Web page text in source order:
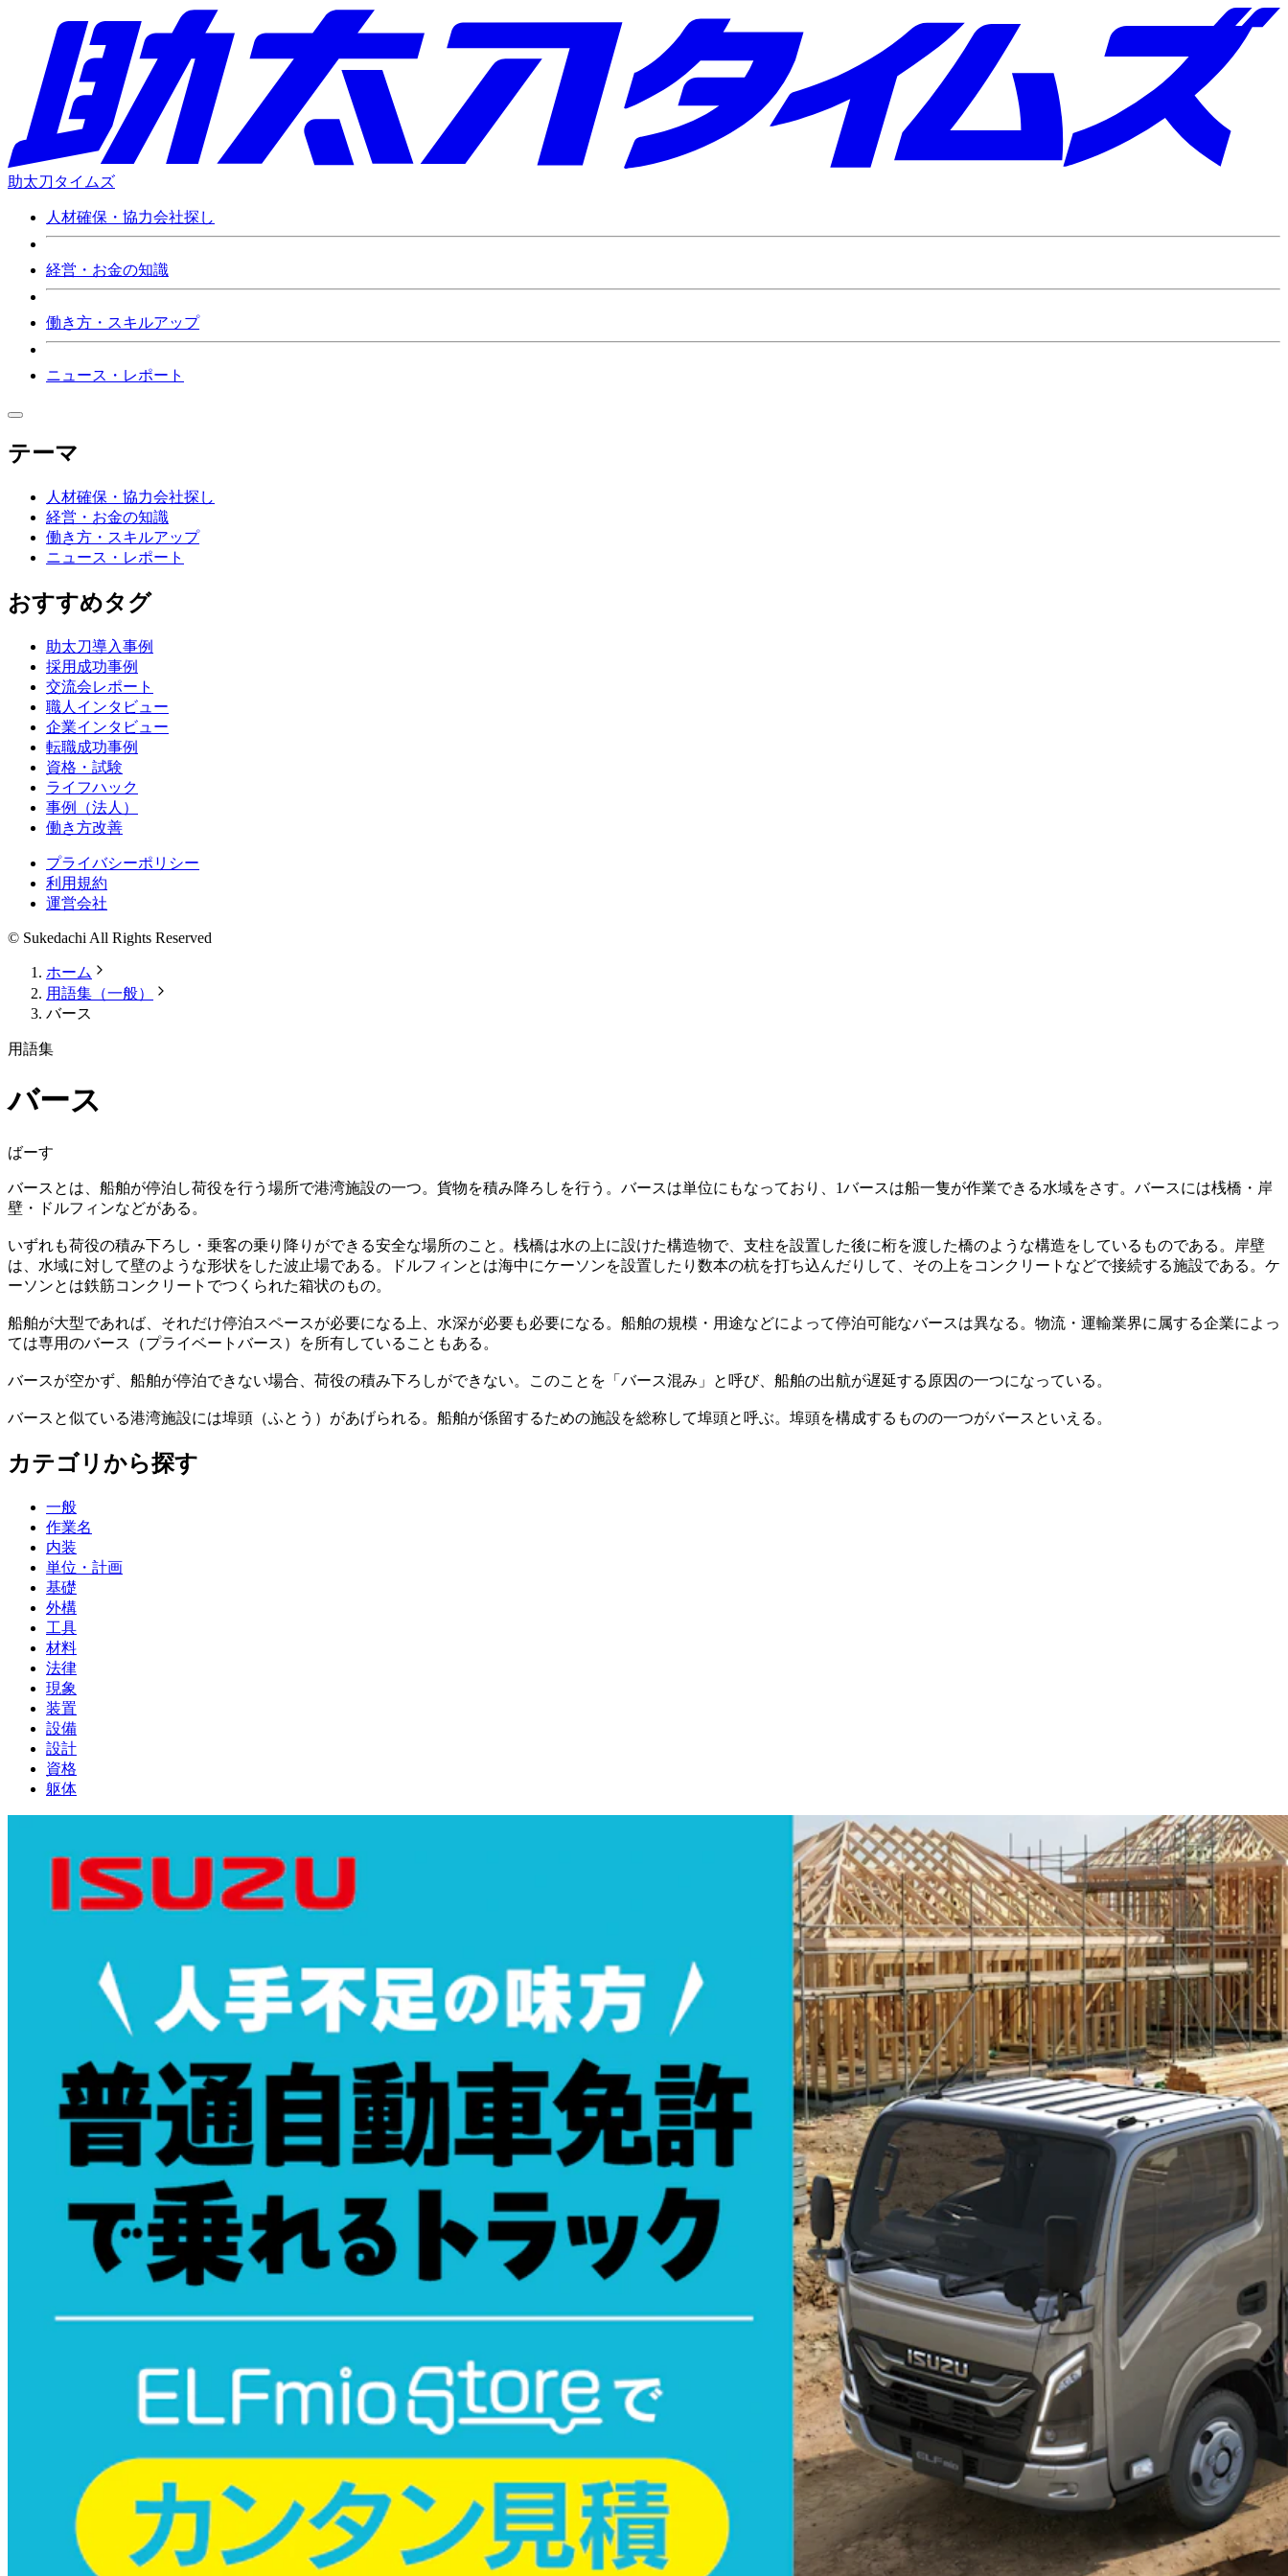
助太刀タイムズ
人材確保・協力会社探し
経営・お金の知識
働き方・スキルアップ
ニュース・レポート
テーマ
人材確保・協力会社探し
経営・お金の知識
働き方・スキルアップ
ニュース・レポート
おすすめタグ
助太刀導入事例
採用成功事例
交流会レポート
職人インタビュー
企業インタビュー
転職成功事例
資格・試験
ライフハック
事例（法人）
働き方改善
プライバシーポリシー
利用規約
運営会社
© Sukedachi All Rights Reserved
ホーム
用語集（一般）
バース
用語集
バース
ばーす
バースとは、船舶が停泊し荷役を行う場所で港湾施設の一つ。貨物を積み降ろしを行う。バースは単位にもなっており、1バースは船一隻が作業できる水域をさす。バースには桟橋・岸
壁・ドルフィンなどがある。
いずれも荷役の積み下ろし・乗客の乗り降りができる安全な場所のこと。桟橋は水の上に設けた構造物で、支柱を設置した後に桁を渡した橋のような構造をしているものである。岸壁
は、水域に対して壁のような形状をした波止場である。ドルフィンとは海中にケーソンを設置したり数本の杭を打ち込んだりして、その上をコンクリートなどで接続する施設である。ケ
ーソンとは鉄筋コンクリートでつくられた箱状のもの。
船舶が大型であれば、それだけ停泊スペースが必要になる上、水深が必要も必要になる。船舶の規模・用途などによって停泊可能なバースは異なる。物流・運輸業界に属する企業によっ
ては専用のバース（プライベートバース）を所有していることもある。
バースが空かず、船舶が停泊できない場合、荷役の積み下ろしができない。このことを「バース混み」と呼び、船舶の出航が遅延する原因の一つになっている。
バースと似ている港湾施設には埠頭（ふとう）があげられる。船舶が係留するための施設を総称して埠頭と呼ぶ。埠頭を構成するものの一つがバースといえる。
カテゴリから探す
一般
作業名
内装
単位・計画
基礎
外構
工具
材料
法律
現象
装置
設備
設計
資格
躯体